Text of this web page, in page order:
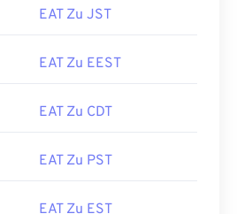
EAT Zu JST
EAT Zu EEST
EAT Zu CDT
EAT Zu PST
EAT Zu EST